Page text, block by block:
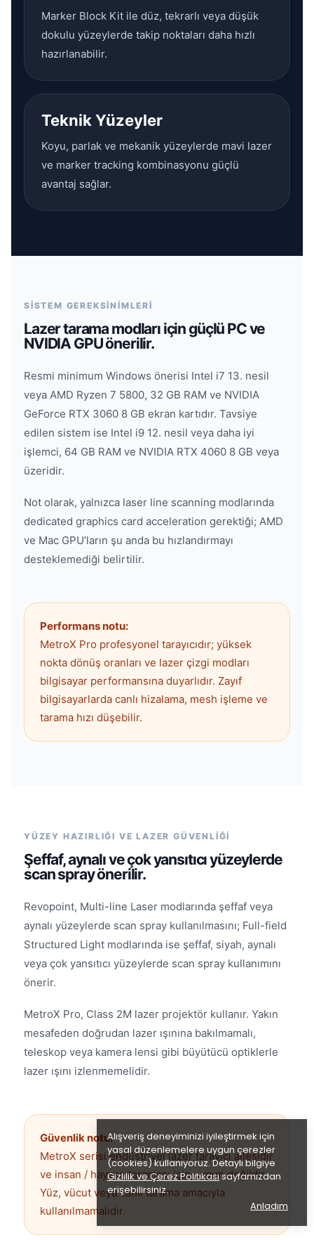
Alışveriş deneyiminizi iyileştirmek için
yasal düzenlemelere uygun çerezler
(cookies) kullanıyoruz. Detaylı bilgiye
Gizlilik ve Çerez Politikasısayfamızdan
erişebilirsiniz.
Anladım
Marker Block Kit ile düz, tekrarlı veya düşük
dokulu yüzeylerde takip noktaları daha hızlı
hazırlanabilir.
Teknik Yüzeyler
Koyu, parlak ve mekanik yüzeylerde mavi lazer
ve marker tracking kombinasyonu güçlü
avantaj sağlar.
SİSTEM GEREKSİNİMLERİ
Lazer tarama modları için güçlü PC ve
NVIDIA GPU önerilir.
Resmi minimum Windows önerisi Intel i7 13. nesil
veya AMD Ryzen 7 5800, 32 GB RAM ve NVIDIA
GeForce RTX 3060 8 GB ekran kartıdır. Tavsiye
edilen sistem ise Intel i9 12. nesil veya daha iyi
işlemci, 64 GB RAM ve NVIDIA RTX 4060 8 GB veya
üzeridir.
Not olarak, yalnızca laser line scanning modlarında
dedicated graphics card acceleration gerektiği; AMD
ve Mac GPU’ların şu anda bu hızlandırmayı
desteklemediği belirtilir.
Performans notu:
MetroX Pro profesyonel tarayıcıdır; yüksek
nokta dönüş oranları ve lazer çizgi modları
bilgisayar performansına duyarlıdır. Zayıf
bilgisayarlarda canlı hizalama, mesh işleme ve
tarama hızı düşebilir.
YÜZEY HAZIRLIĞI VE LAZER GÜVENLİĞİ
Şeffaf, aynalı ve çok yansıtıcı yüzeylerde
scan spray önerilir.
Revopoint, Multi-line Laser modlarında şeffaf veya
aynalı yüzeylerde scan spray kullanılmasını; Full-field
Structured Light modlarında ise şeffaf, siyah, aynalı
veya çok yansıtıcı yüzeylerde scan spray kullanımını
önerir.
MetroX Pro, Class 2M lazer projektör kullanır. Yakın
mesafeden doğrudan lazer ışınına bakılmamalı,
teleskop veya kamera lensi gibi büyütücü optiklerle
lazer ışını izlenmemelidir.
Güvenlik notu:
MetroX serisi endüstriyel lazer tarayıcı ailesidir
ve insan / hayvan taraması için uygun değildir.
Yüz, vücut veya canlı tarama amacıyla
kullanılmamalıdır.